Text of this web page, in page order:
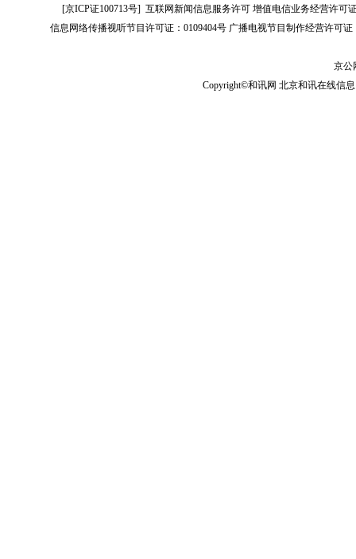
[京ICP证100713号]互联网新闻信息服务许可 增值电信业务经营许可
信息网络传播视听节目许可证：0109404号 广播电视节目制作经营许可证
京公
Copyright©和讯网 北京和讯在线信